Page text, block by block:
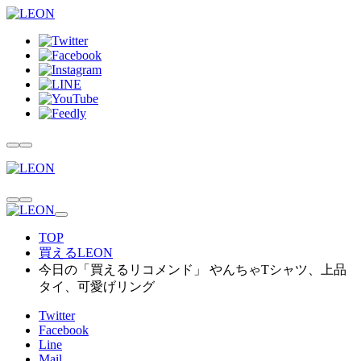
TOP
買えるLEON
今日の「買えるリコメンド」 やんちゃTシャツ、上品
タイ、可愛げリング
Twitter
Facebook
Line